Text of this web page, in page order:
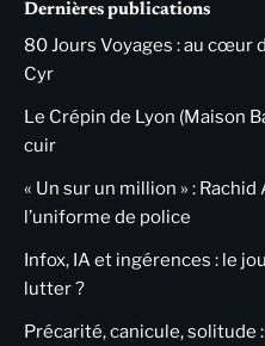
Dernières publications
80 Jours Voyages : au cœur
Cyr
Le Crépin de Lyon (Maison
cuir
« Un sur un million » : Rachid
l’uniforme de police
Infox, IA et ingérences : le
lutter ?
Précarité, canicule, solitude